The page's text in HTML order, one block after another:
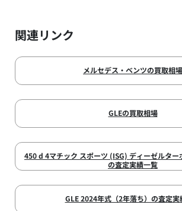
関連リンク
メルセデス・ベンツの買取相場
GLEの買取相場
450 d 4マチック スポーツ (ISG) ディーゼルタ
の査定実績一覧
GLE 2024年式（2年落ち）の査定実